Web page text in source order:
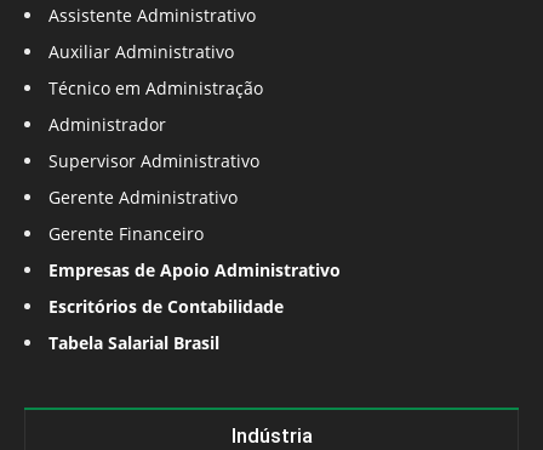
Assistente Administrativo
Auxiliar Administrativo
Técnico em Administração
Administrador
Supervisor Administrativo
Gerente Administrativo
Gerente Financeiro
Empresas de Apoio Administrativo
Escritórios de Contabilidade
Tabela Salarial Brasil
Indústria